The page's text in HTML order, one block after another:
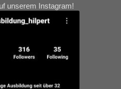
unserem Instagram!